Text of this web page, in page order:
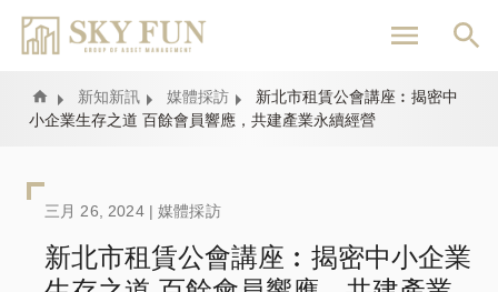
內
容
Home 新知新訊 媒體採訪
新北市租賃公會講座︰揭密中
小企業生存之道 百餘會員響應，共建產業永續經營
三月 26, 2024 |媒體採訪
新北市租賃公會講座︰揭密中小企業